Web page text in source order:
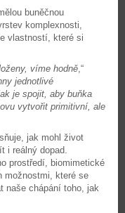
buněčnou
komplexnosti,
vlastností, které si
víme hodně,“
jednotlivé
je spojit, aby buňka
vytvořit primitivní, ale
jak mohl život
i reálný dopad.
prostředí, biomimetické
možnostmi, které se
naše chápání toho, jak